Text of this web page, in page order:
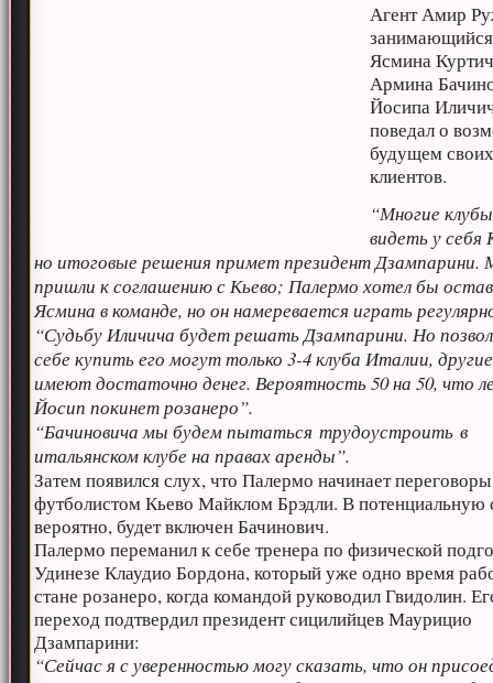
Агент Амир
Ясмина
Армина
Йосипа
поведал о
будущем
клиентов.
“Многие
видеть у себя
но итоговые решения примет президент
пришли к соглашению с Кьево; Палермо хотел бы
Ясмина в команде, но он намеревается играть
“Судьбу Иличича будет решать Дзампарини. Но
себе купить его могут только 3-4 клуба Италии,
имеют достаточно денег. Вероятность 50 на 50, что
Йосип покинет розанеро”.
“Бачиновича мы будем пытаться трудоустроить в
итальянском клубе на правах аренды”.
Затем появился слух, что Палермо начинает
футболистом Кьево Майклом Брэдли. В потенциальную
вероятно, будет включен Бачинович.
Палермо переманил к себе тренера по физической
Удинезе Клаудио Бордона, который уже одно время
стане розанеро, когда командой руководил Гвидолин.
переход подтвердил президент сицилийцев Маурицио
Дзампарини:
“Сейчас я с уверенностью могу сказать, что он